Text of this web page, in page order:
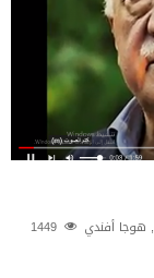
, هوجا أفندي